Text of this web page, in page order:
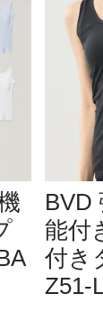
BVD
能付
付き
Z51-